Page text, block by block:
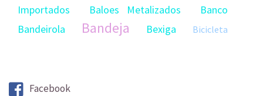
Importados
Baloes Metalizados
Banco
Bandeirola
Bandeja Bexiga Bicicleta
Bombadegasolina
Facebook